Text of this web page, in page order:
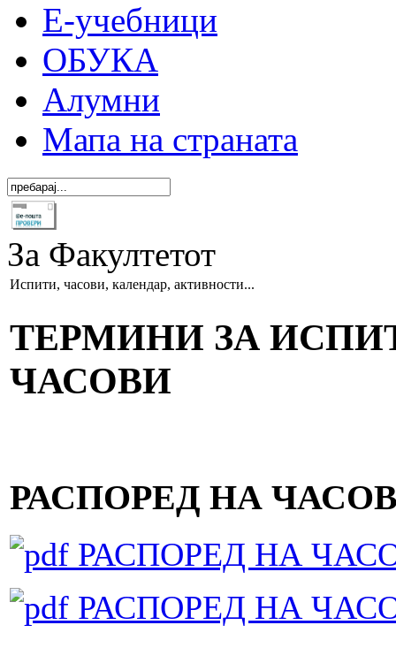
Е-учебници
ОБУКА
Алумни
Мапа на страната
За Факултетот
Испити, часови, календар, активности...
ТЕРМИНИ ЗА
ЧАСОВИ
РАСПОРЕД НА
РАСПОРЕД НА
РАСПОРЕД НА